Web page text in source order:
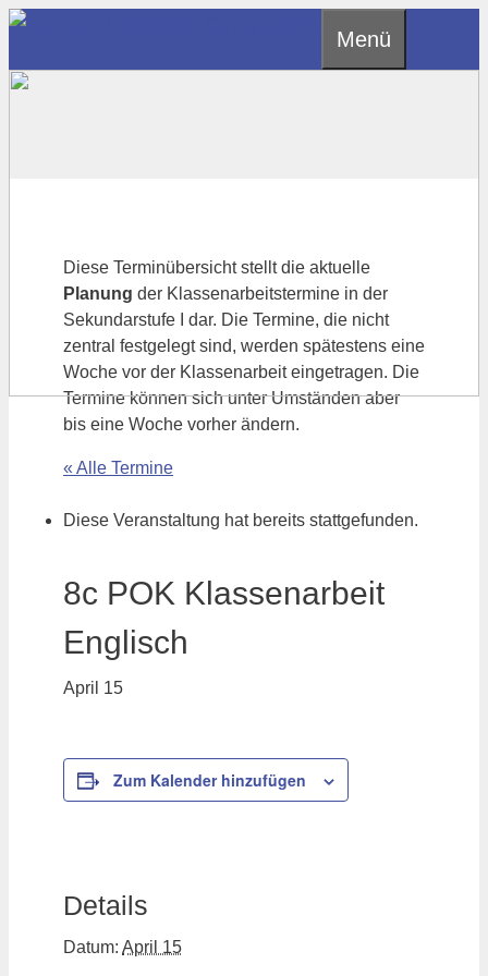
Zum
springen
Menü
Diese Terminübersicht stellt die aktuelle
Planung der Klassenarbeitstermine in der
Sekundarstufe I dar. Die Termine, die nicht
zentral festgelegt sind, werden spätestens eine
Woche vor der Klassenarbeit eingetragen. Die
Termine können sich unter Umständen aber
bis eine Woche vorher ändern.
« Alle Termine
Diese Veranstaltung hat bereits stattgefunden.
8c POK Klassenarbeit
Englisch
April 15
Zum Kalender hinzufügen
Details
Datum: April 15